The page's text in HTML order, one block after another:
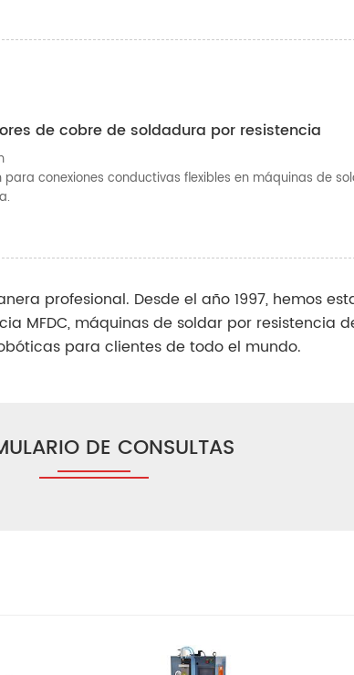
de cobre de soldadura por resistencia
para conexiones conductivas flexibles en máquinas de
profesional. Desde el año 1997, hemos
MFDC, máquinas de soldar por resistencia
para clientes de todo el mundo.
DE CONSULTAS